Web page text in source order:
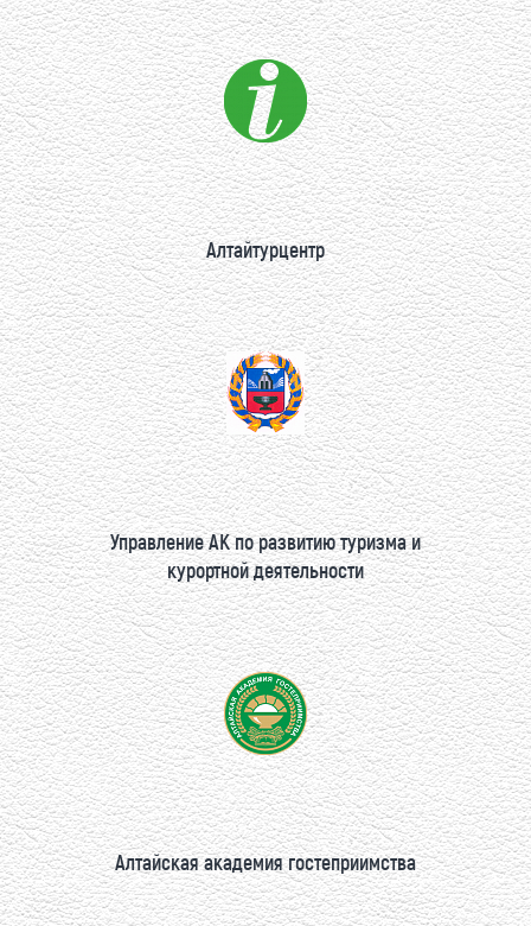
Алтайтурцентр
Управление АК по развитию туризма и
курортной деятельности
Алтайская академия гостеприимства